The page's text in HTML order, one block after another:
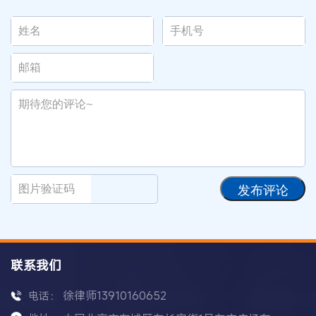
发布评论
联系我们
电话： 徐律师13910160652